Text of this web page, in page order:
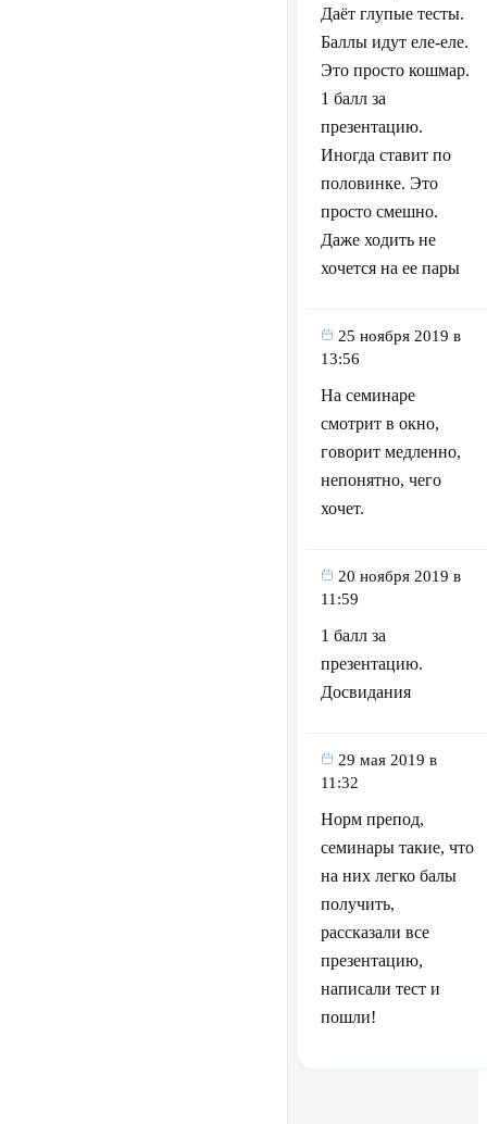
Даёт глупые тесты.
Баллы идут еле-еле.
Это просто кошмар.
1 балл за
презентацию.
Иногда ставит по
половинке. Это
просто смешно.
Даже ходить не
хочется на ее пары
25 ноября 2019 в
13:56
На семинаре
смотрит в окно,
говорит медленно,
непонятно, чего
хочет.
20 ноября 2019 в
11:59
1 балл за
презентацию.
Досвидания
29 мая 2019 в
11:32
Норм препод,
семинары такие, что
на них легко балы
получить,
рассказали все
презентацию,
написали тест и
пошли!